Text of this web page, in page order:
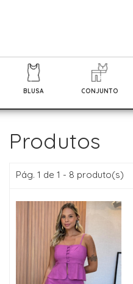
BLUSA CONJUNTO
Produtos
Pág. 1 de 1 - 8 produto(s)